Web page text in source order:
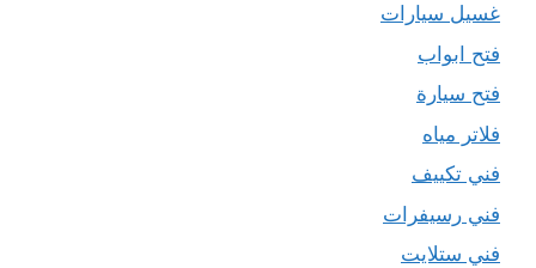
غسيل سيارات
فتح ابواب
فتح سيارة
فلاتر مياه
فني تكييف
فني رسيفرات
فني ستلايت